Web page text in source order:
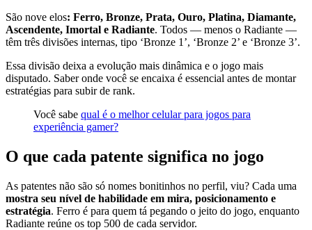
São nove elos: Ferro, Bronze, Prata, Ouro, Platina, Diamante,
Ascendente, Imortal e Radiante. Todos — menos o Radiante —
têm três divisões internas, tipo ‘Bronze 1’, ‘Bronze 2’ e ‘Bronze 3’.
Essa divisão deixa a evolução mais dinâmica e o jogo mais
disputado. Saber onde você se encaixa é essencial antes de montar
estratégias para subir de rank.
Você sabe qual é o melhor celular para jogos para
experiência gamer?
O que cada patente significa no jogo
As patentes não são só nomes bonitinhos no perfil, viu? Cada uma
mostra seu nível de habilidade em mira, posicionamento e
estratégia. Ferro é para quem tá pegando o jeito do jogo, enquanto
Radiante reúne os top 500 de cada servidor.